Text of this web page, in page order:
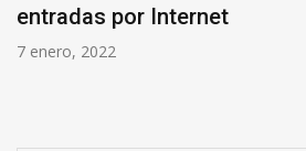
entradas por Internet
7 enero, 2022